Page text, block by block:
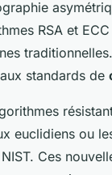
RSA et
standards de
euclidiens ou
Ces